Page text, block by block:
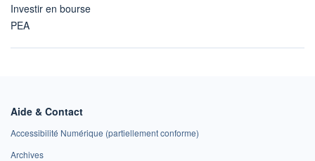
Investir en bourse
PEA
Aide & Contact
Accessibilité Numérique (partiellement conforme)
Archives